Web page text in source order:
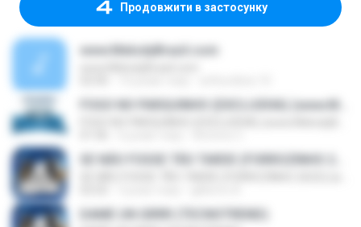
Продовжити в застосунку
www.MelodyBrazil.com
DAME UN GRRR (TECNOTREND)